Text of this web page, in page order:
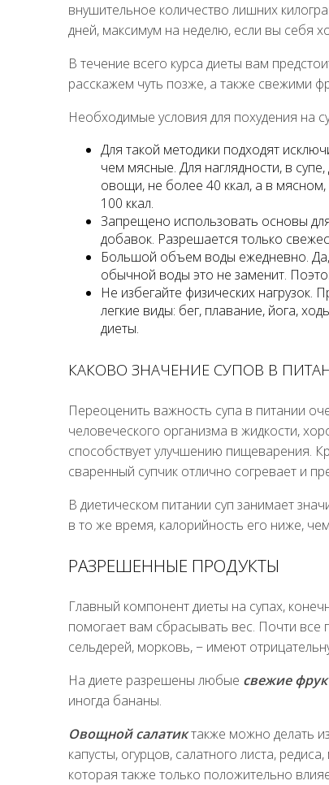
внушительное количество лишних
дней, максимум на неделю, если вы себя
В течение всего курса диеты вам
расскажем чуть позже, а также свежими
Необходимые условия для похудения на
Для такой методики подходят
чем мясные. Для наглядности, в
овощи, не более 40 ккал, а в
100 ккал.
Запрещено использовать основы
добавок. Разрешается только
Большой объем воды ежедневно. Да,
обычной воды это не заменит.
Не избегайте физических нагрузок.
легкие виды: бег, плавание, йога,
диеты.
КАКОВО ЗНАЧЕНИЕ СУПОВ В
Переоценить важность супа в питании
человеческого организма в жидкости,
способствует улучшению пищеварения.
сваренный супчик отлично согревает и
В диетическом питании суп занимает
в то же время, калорийность его ниже,
РАЗРЕШЕННЫЕ ПРОДУКТЫ
Главный компонент диеты на супах,
помогает вам сбрасывать вес. Почти все
сельдерей, морковь, − имеют
На диете разрешены любые свежие
иногда бананы.
Овощной салатиктакже можно делать
капусты, огурцов, салатного листа,
которая также только положительно